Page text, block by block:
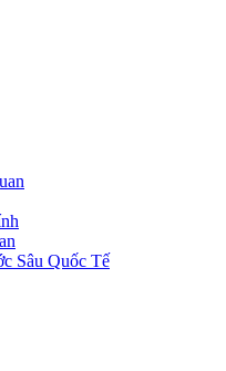
Sâu Quốc Tế